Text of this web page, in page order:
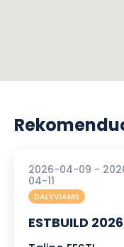
2026-04-09 -
04-11
DALYVIAMS
ESTBUILD 2026